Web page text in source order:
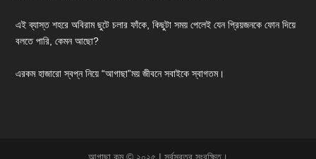
এই ব্যাস্ত শহরে অবিরাম ছুটে চলার ফাঁকে, কিছুটা সময় পেলেই যেন প্রিয়জনকে ফোন দিয়ে
বলতে পারি, কেমন আছো?
এরকম হাজারো স্বপ্ন নিয়ে “আগাছা”ময় জীবনে সবাইকে স্বাগতম।
আগাছা.কম © ২০২৫ | সর্বস্বত্ব সংরক্ষিত।